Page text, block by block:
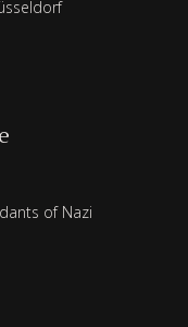
of Nazi